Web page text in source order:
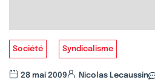
Société Syndicalisme
28 mai 2009 Nicolas Lecaussin